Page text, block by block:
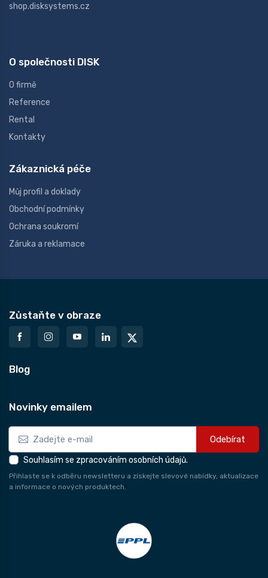
shop.disksystems.cz
O společnosti DISK
O firmě
Reference
Rental
Kontakty
Zákaznická péče
Můj profil a doklady
Obchodní podmínky
Ochrana soukromí
Záruka a reklamace
Zůstaňte v obraze
Blog
Novinky emailem
Odebírat
Souhlasím se zpracováním osobních údajů.
Přihlaste se k odběru newsletteru a získejte slevové nabídky, aktualizace
a informace o nových produktech.